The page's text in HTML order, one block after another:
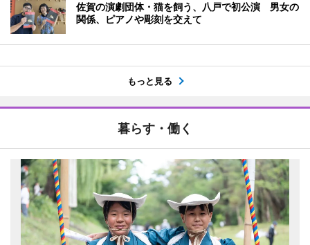
佐賀の演劇団体・猫を飼う、八戸で初公演 男女の
関係、ピアノや彫刻を交えて
もっと見る
暮らす・働く